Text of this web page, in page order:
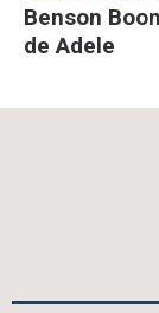
Benson
de Adele